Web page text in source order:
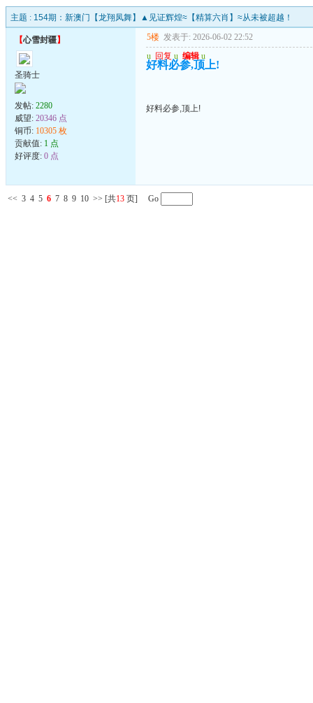
主题 : 154期：新澳门【龙翔凤舞】▲见证辉煌≈【精算六肖】≈从未被超越！
【心雪封疆】
圣骑士
发帖: 2280
威望: 20346 点
铜币: 10305 枚
贡献值: 1 点
好评度: 0 点
5楼 发表于: 2026-06-02 22:52
u 回复 u 编辑 u
好料必参,顶上!
好料必参,顶上!
<< 3 4 5 6 7 8 9 10 >> [共13 页] Go